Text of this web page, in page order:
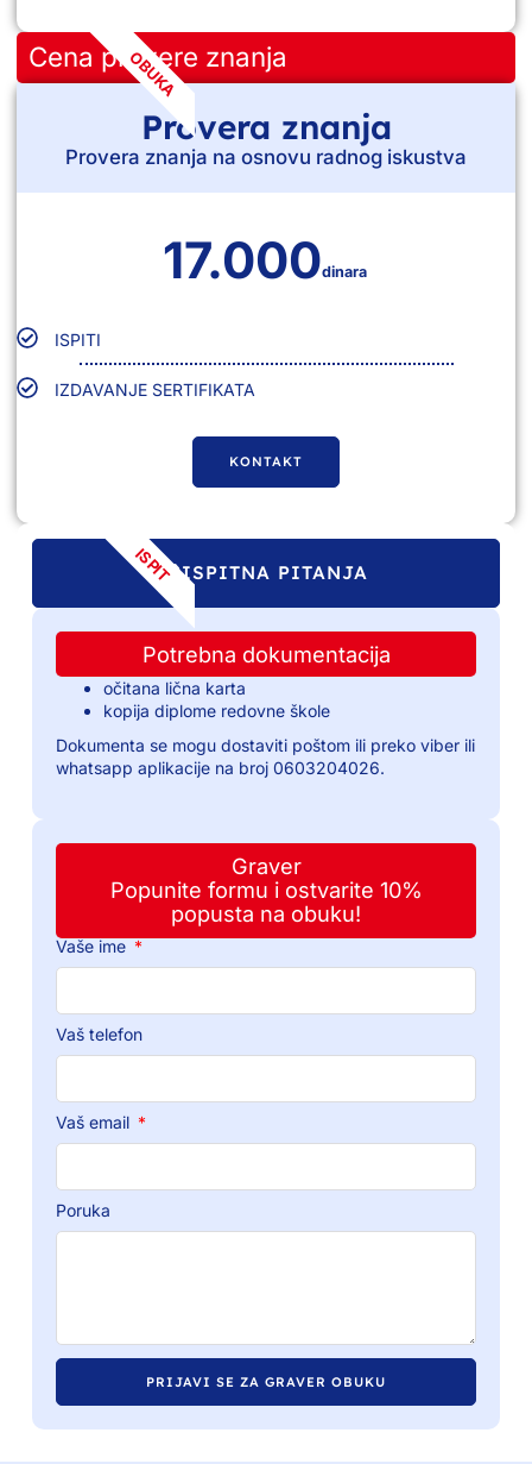
OBUKA
Cena provere znanja
Provera znanja
Provera znanja na osnovu radnog iskustva
17.000dinara
ISPITI
IZDAVANJE SERTIFIKATA
KONTAKT
ISPIT
Potrebna dokumentacija
očitana lična karta
kopija diplome redovne škole
Dokumenta se mogu dostaviti poštom ili preko viber ili
whatsapp aplikacije na broj 0603204026.
Graver
Popunite formu i ostvarite 10%
popusta na obuku!
Vaše ime
Vaš telefon
Vaš email
Poruka
PRIJAVI SE ZA GRAVER OBUKU
ISPITNA PITANJA